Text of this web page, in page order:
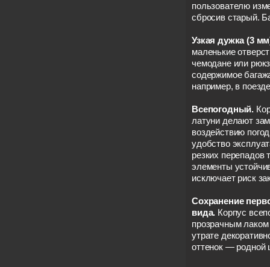
пользователю
сбросив старый.
Узкая дужка (3
маленькие
чемодане или
содержимое
например, в
Всепогодный.
латуни делают
воздействию
удобство
резких
элементы
исключает риск
Сохранение
вида. Корпус
прозрачным
утрате
оттенок — родной